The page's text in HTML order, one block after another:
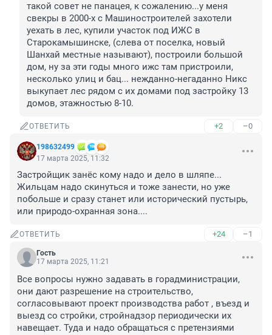
такой совет не панацея, к сожалению...у меня
свекры в 2000-х с Машиностроителей захотели
уехать в лес, купили участок под ИЖС в
Старокамышинске, (слева от поселка, новый
Шанхай местные называют), построили большой
дом, ну за эти годы много ижс там пристроили,
несколько улиц и бац... нежданно-негаданно Никс
выкупает лес рядом с их домами под застройку 13
домов, этажностью 8-10.
ОТВЕТИТЬ +2 –0
198632499
17 марта 2025, 11:32
Застройщик занёс кому надо и дело в шляпе...
Жильцам надо скинуться и тоже занести, но уже
побольше и сразу станет или исторический пустырь,
или природо-охранная зона....
ОТВЕТИТЬ +24 –1
Гость
17 марта 2025, 11:21
Все вопросы нужно задавать в горадминистрации,
они дают разрешение на строительство,
согласовывают проект производства работ , въезд и
выезд со стройки, стройнадзор периодически их
навещает. Туда и надо обращаться с претензиями